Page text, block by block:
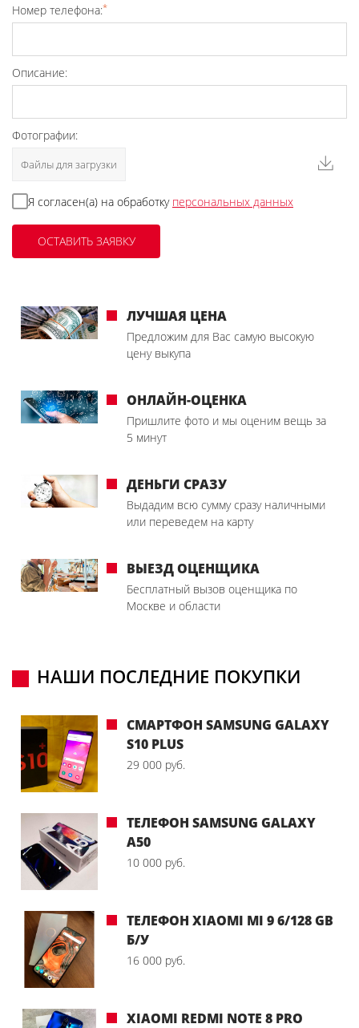
Номер телефона:*
Описание:
Фотографии:
Файлы для загрузки
Я согласен(а) на обработку персональных данных
ЛУЧШАЯ ЦЕНА
Предложим для Вас самую высокую
цену выкупа
ОНЛАЙН-ОЦЕНКА
Пришлите фото и мы оценим вещь за
5 минут
ДЕНЬГИ СРАЗУ
Выдадим всю сумму сразу наличными
или переведем на карту
ВЫЕЗД ОЦЕНЩИКА
Бесплатный вызов оценщика по
Москве и области
НАШИ ПОСЛЕДНИЕ ПОКУПКИ
СМАРТФОН SAMSUNG GALAXY
S10 PLUS
29 000 руб.
ТЕЛЕФОН SAMSUNG GALAXY
A50
10 000 руб.
ТЕЛЕФОН XIAOMI MI 9 6/128 GB
Б/У
16 000 руб.
XIAOMI REDMI NOTE 8 PRO